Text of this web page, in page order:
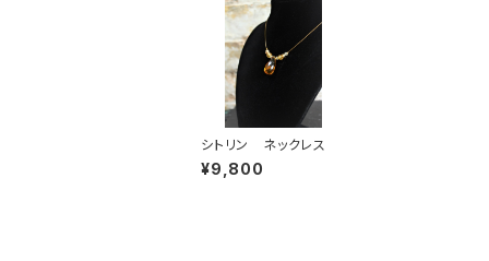
シトリン ネックレス
¥9,800